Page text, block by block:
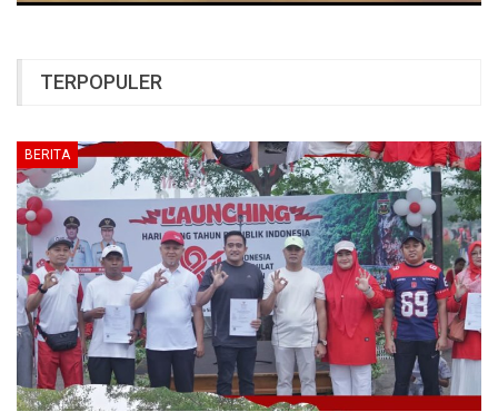
TERPOPULER
BERITA